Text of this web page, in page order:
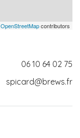
OpenStreetMapcontributors
06 10 64 02 75
spicard@brews.fr